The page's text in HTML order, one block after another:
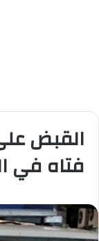
القبض
فتاه في